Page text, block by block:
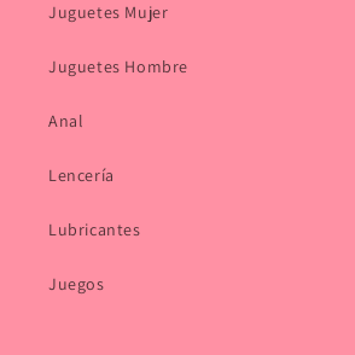
Juguetes Mujer
Juguetes Hombre
Anal
Lencería
Lubricantes
Juegos